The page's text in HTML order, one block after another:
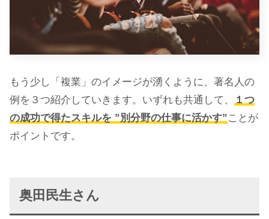
もう少し「複業」のイメージが湧くように、著名人の
例を３つ紹介していきます。いずれも共通して、
１つ
の成功で得たスキルを ”別分野の仕事に活かす”ことが
ポイントです。
奥田民生さん